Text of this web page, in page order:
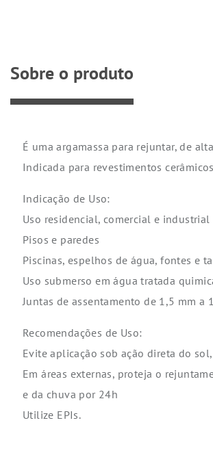
Sobre o produto
É uma argamassa para rejuntar, de
Indicada para revestimentos
Indicação de Uso:
Uso residencial, comercial e industrial
Pisos e paredes
Piscinas, espelhos de água, fontes e
Uso submerso em água tratada
Juntas de assentamento de 1,5 mm a
Recomendações de Uso:
Evite aplicação sob ação direta do
Em áreas externas, proteja o
e da chuva por 24h
Utilize EPIs.